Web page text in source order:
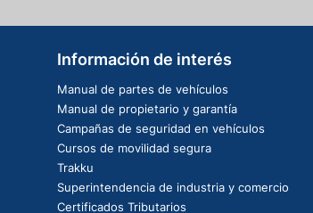
Información de interés
Manual de partes de vehículos
Manual de propietario y garantía
Campañas de seguridad en vehículos
Cursos de movilidad segura
Trakku
Superintendencia de industria y comercio
Certificados Tributarios